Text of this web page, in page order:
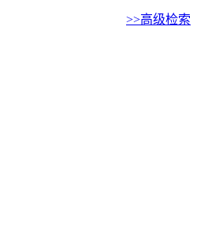
>>高级检索